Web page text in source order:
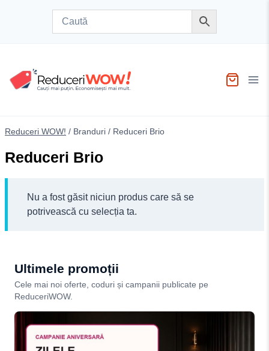
Reduceri WOW! / Branduri / Reduceri Brio
Reduceri Brio
Nu a fost găsit niciun produs care să se
potrivească cu selecția ta.
Ultimele promoții
Cele mai noi oferte, coduri și campanii publicate pe
ReduceriWOW.